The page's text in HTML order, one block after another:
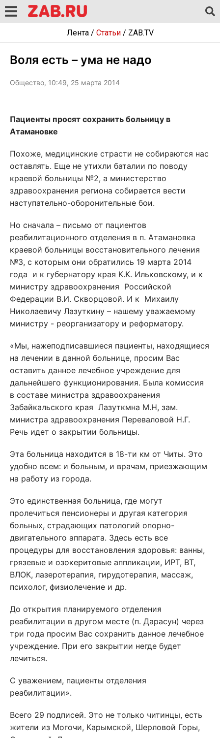
Лента/ Статьи/ ZAB.TV
Воля есть – ума не надо
Общество, 10:49, 25 марта 2014
Пациенты просят сохранить больницу в
Атамановке
Похоже, медицинские страсти не собираются нас
оставлять. Еще не утихли баталии по поводу
краевой больницы №2, а министерство
здравоохранения региона собирается вести
наступательно-оборонительные бои.
Но сначала – письмо от пациентов
реабилитационного отделения в п. Атамановка
краевой больницы восстановительного лечения
№3, с которым они обратились 19 марта 2014
года и к губернатору края К.К. Ильковскому, и к
министру здравоохранения Российской
Федерации В.И. Скворцовой. И к Михаилу
Николаевичу Лазуткину – нашему уважаемому
министру - реорганизатору и реформатору.
«Мы, нажеподписавшиеся пациенты, находящиеся
на лечении в данной больнице, просим Вас
оставить данное лечебное учреждение для
дальнейшего функционирования. Была комиссия
в составе министра здравоохранения
Забайкальского края Лазуткмна М.Н, зам.
министра здравоохранения Переваловой Н.Г.
Речь идет о закрытии больницы.
Эта больница находится в 18-ти км от Читы. Это
удобно всем: и больным, и врачам, приезжающим
на работу из города.
Это единственная больница, где могут
пролечиться пенсионеры и другая категория
больных, страдающих патологий опорно-
двигательного аппарата. Здесь есть все
процедуры для восстановления здоровья: ванны,
грязевые и озокеритовые аппликации, ИРТ, ВТ,
ВЛОК, лазеротерапия, гирудотерапия, массаж,
психолог, физиолечение и др.
До открытия планируемого отделения
реабилитации в другом месте (п. Дарасун) через
три года просим Вас сохранить данное лечебное
учреждение. При его закрытии негде будет
лечиться.
С уважением, пациенты отделения
реабилитации».
Всего 29 подписей. Это не только читинцы, есть
жители из Могочи, Карымской, Шерловой Горы,